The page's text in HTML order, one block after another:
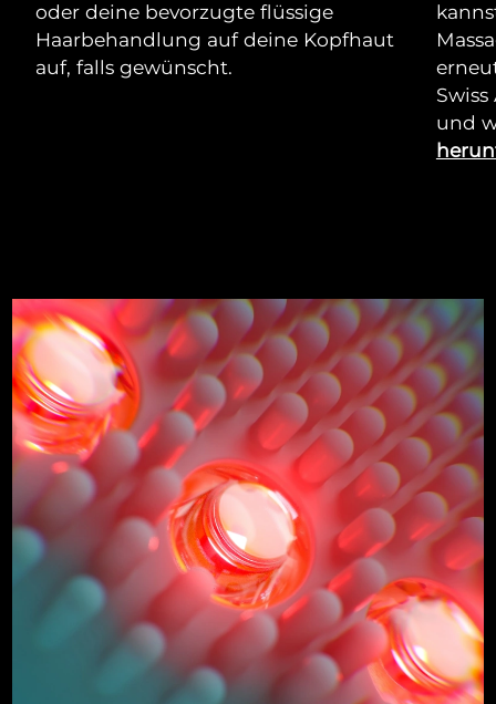
oder deine bevorzugte flüssige
Haarbehandlung auf deine Kopfhaut
auf, falls gewünscht.
und